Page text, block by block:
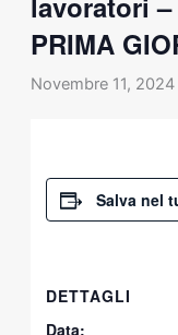
PRIMA
Novembre 11,
Salva nel
DETTAGLI
Data: